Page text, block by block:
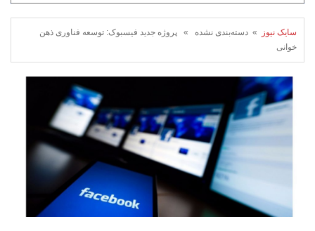
سایک نیوز
» دسته‌بندی نشده » پروژه جدید فیسبوک: توسعه فناوری ذهن
خوانی